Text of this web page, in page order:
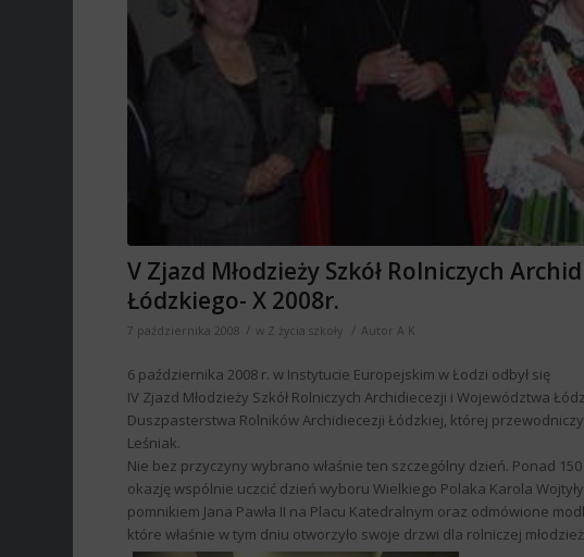
V Zjazd Młodzieży Szkół Rolniczych
Łódzkiego- X 2008r.
7 października 2008 / w Z życia szkoły / Autor A K
6 października 2008 r. w Instytucie Europejskim w Łodzi odbył się
IV Zjazd Młodzieży Szkół Rolniczych Archidiecezji i Województwa
Duszpasterstwa Rolników Archidiecezji Łódzkiej, której
Leśniak.
Nie bez przyczyny wybrano właśnie ten szczególny dzień. Ponad
okazję wspólnie uczcić dzień wyboru Wielkiego Polaka Karola
pomnikiem Jana Pawła II na Placu Katedralnym oraz odmówione
które właśnie w tym dniu otworzyło swoje drzwi dla rolniczej